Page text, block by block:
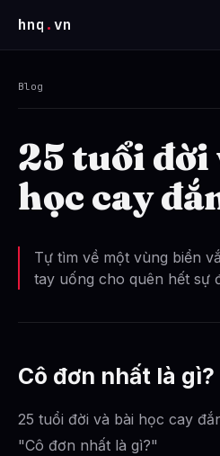
hnq .vn
Blog
25 tuổi đời
học cay
Tự tìm về một vùng biển
tay uống cho quên hết sự
Cô đơn nhất là gì?
25 tuổi đời và bài học cay
"Cô đơn nhất là gì?"